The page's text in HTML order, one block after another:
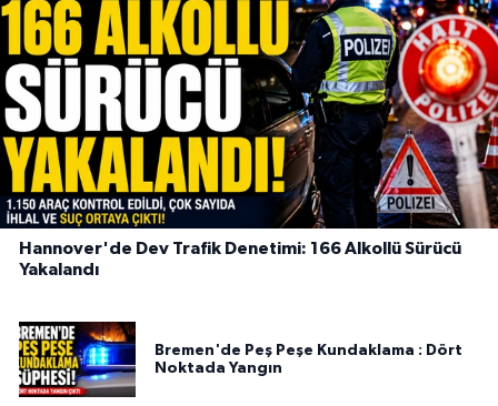
Hannover'de Dev Trafik Denetimi: 166 Alkollü Sürücü
Yakalandı
Bremen'de Peş Peşe Kundaklama : Dört
Noktada Yangın